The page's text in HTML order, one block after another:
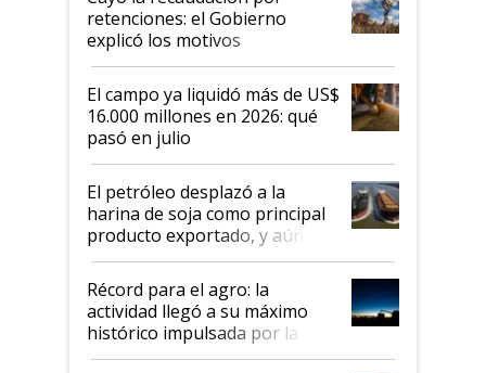
retenciones: el Gobierno
explicó los motivos
El campo ya liquidó más de US$
16.000 millones en 2026: qué
pasó en julio
El petróleo desplazó a la
harina de soja como principal
producto exportado, y aún así
el agro aportó casi seis de cada
diez dólares y sostuvo el
liderazgo en un semestre
récord
Récord para el agro: la
actividad llegó a su máximo
histórico impulsada por la
cosecha y las exportaciones